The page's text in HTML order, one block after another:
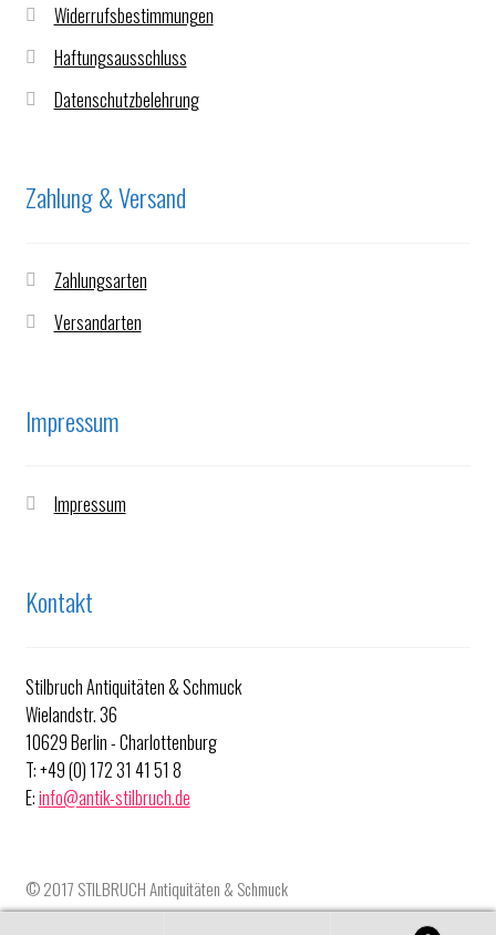
Widerrufsbestimmungen
Haftungsausschluss
Datenschutzbelehrung
Zahlung & Versand
Zahlungsarten
Versandarten
Impressum
Impressum
Kontakt
Stilbruch Antiquitäten & Schmuck
Wielandstr. 36
10629 Berlin - Charlottenburg
T: +49 (0) 172 31 41 51 8
E:info@antik-stilbruch.de